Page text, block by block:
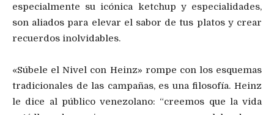
especialmente su icónica ketchup y especialidades,
son aliados para elevar el sabor de tus platos y crear
recuerdos inolvidables.
«Súbele el Nivel con Heinz» rompe con los esquemas
tradicionales de las campañas, es una filosofía. Heinz
le dice al público venezolano: “creemos que la vida